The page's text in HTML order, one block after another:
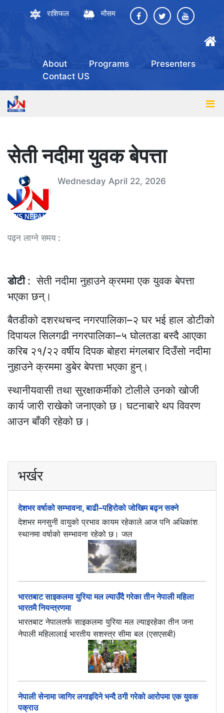
राशिफल मौसम
About Programs
Presenters
Contact US
सेती नदीमा युवक बेपत्ता
Wednesday April 22, 2026
पढ्न लाग्ने समय :
डोटी : सेती नदीमा नुहाउने क्रममा एक युवक बेपत्ता
भएका छन्।
बैतडीको दशरथचन्द नगरपालिका–२ घर भई हाल डोटीको
दिपायल सिलगढी नगरपालिका–५ घोलतडा बस्दै आएका
करिब २१/२२ वर्षीय दिपक बोहरा मंगलबार दिउँसो नदीमा
नुहाउने क्रममा डुबेर बेपत्ता भएका हुन्।
स्थानीयवासी तथा सुरक्षाकर्मीको टोलीले उनको खोजी
कार्य जारी राखेको जनाएको छ। घटनाबारे थप विवरण
आउन बाँकी रहेको छ।
भर्खर
देशभर वर्षाको सम्भावना, बाढी–पहिरोको जोखिम बढ्न सक्ने
देशभर मनसुनी वायुको प्रभाव कायम रहेकाले आज पनि अधिकांश
स्थानमा वर्षाको सम्भावना रहेको छ। जल
भारतबाट साइकलमा युरिया मल ल्याउँदै गरेका तीन नेपाली महिला
भारतमै नियन्त्रणमा
भारतबाट नेपालतर्फ साइकलमा युरिया मल ल्याइरहेका तीन जना
नेपाली महिलालाई भारतीय सशस्त्र सीमा बल (एसएसबी)
नेपाली सेनामा जागिर लगाइदिने भन्दै ठगी गरेको आरोपमा एक युवक
पक्राउ